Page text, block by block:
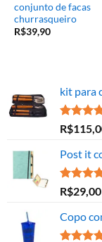
conjunto de facas
churrasqueiro
R$39,90
kit para
5.00
de 5
R$
Post it
Avaliação
5.00
de 5
R$29,00
Copo